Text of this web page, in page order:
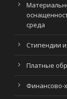
среда
Стипендии
Платные
Финансово-